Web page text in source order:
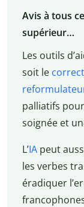
Avis à tous
supérieur…
Les outils
soit le
palliatifs
soignée et
L’IApeut
les verbes
éradiquer